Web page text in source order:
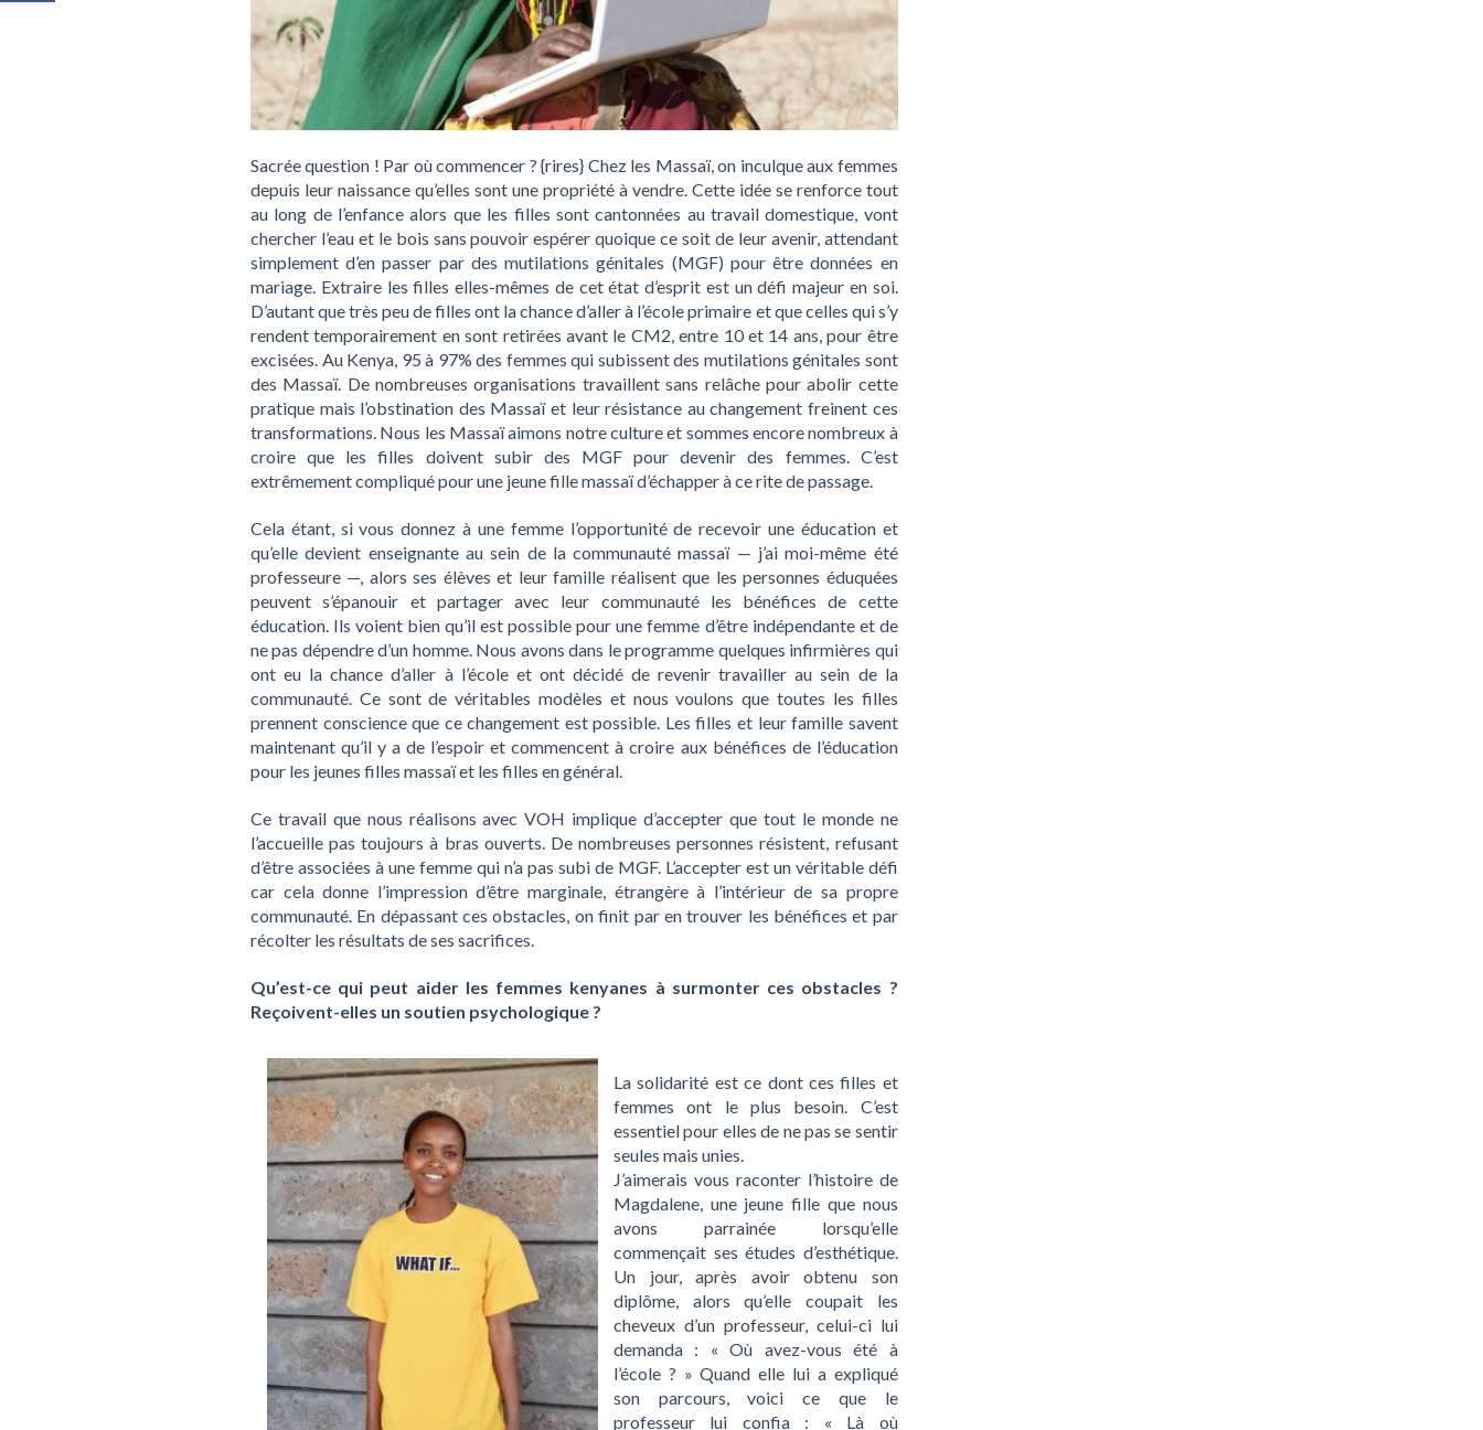
Sacrée question ! Par où commencer ? {rires} Chez les Massaï, on inculque aux femmes
depuis leur naissance qu’elles sont une propriété à vendre. Cette idée se renforce tout
au long de l’enfance alors que les filles sont cantonnées au travail domestique, vont
chercher l’eau et le bois sans pouvoir espérer quoique ce soit de leur avenir, attendant
simplement d’en passer par des mutilations génitales (MGF) pour être données en
mariage. Extraire les filles elles-mêmes de cet état d’esprit est un défi majeur en soi.
D’autant que très peu de filles ont la chance d’aller à l’école primaire et que celles qui s’y
rendent temporairement en sont retirées avant le CM2, entre 10 et 14 ans, pour être
excisées. Au Kenya, 95 à 97% des femmes qui subissent des mutilations génitales sont
des Massaï. De nombreuses organisations travaillent sans relâche pour abolir cette
pratique mais l’obstination des Massaï et leur résistance au changement freinent ces
transformations. Nous les Massaï aimons notre culture et sommes encore nombreux à
croire que les filles doivent subir des MGF pour devenir des femmes. C’est
extrêmement compliqué pour une jeune fille massaï d’échapper à ce rite de passage.
Cela étant, si vous donnez à une femme l’opportunité de recevoir une éducation et
qu’elle devient enseignante au sein de la communauté massaï — j’ai moi-même été
professeure —, alors ses élèves et leur famille réalisent que les personnes éduquées
peuvent s’épanouir et partager avec leur communauté les bénéfices de cette
éducation. Ils voient bien qu’il est possible pour une femme d’être indépendante et de
ne pas dépendre d’un homme. Nous avons dans le programme quelques infirmières qui
ont eu la chance d’aller à l’école et ont décidé de revenir travailler au sein de la
communauté. Ce sont de véritables modèles et nous voulons que toutes les filles
prennent conscience que ce changement est possible. Les filles et leur famille savent
maintenant qu’il y a de l’espoir et commencent à croire aux bénéfices de l’éducation
pour les jeunes filles massaï et les filles en général.
Ce travail que nous réalisons avec VOH implique d’accepter que tout le monde ne
l’accueille pas toujours à bras ouverts. De nombreuses personnes résistent, refusant
d’être associées à une femme qui n’a pas subi de MGF. L’accepter est un véritable défi
car cela donne l’impression d’être marginale, étrangère à l’intérieur de sa propre
communauté. En dépassant ces obstacles, on finit par en trouver les bénéfices et par
récolter les résultats de ses sacrifices.
Qu’est-ce qui peut aider les femmes kenyanes à surmonter ces obstacles ?
Reçoivent-elles un soutien psychologique ?
La solidarité est ce dont ces filles et
femmes ont le plus besoin. C’est
essentiel pour elles de ne pas se sentir
seules mais unies.
J’aimerais vous raconter l’histoire de
Magdalene, une jeune fille que nous
avons parrainée lorsqu’elle
commençait ses études d’esthétique.
Un jour, après avoir obtenu son
diplôme, alors qu’elle coupait les
cheveux d’un professeur, celui-ci lui
demanda : « Où avez-vous été à
l’école ? » Quand elle lui a expliqué
son parcours, voici ce que le
professeur lui confia : « Là où